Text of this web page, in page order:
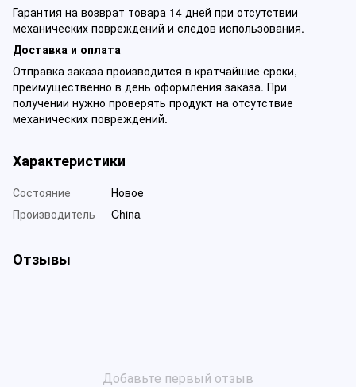
Гарантия на возврат товара 14 дней при отсутствии
механических повреждений и следов использования.
Доставка и оплата
Отправка заказа производится в кратчайшие сроки,
преимущественно в день оформления заказа. При
получении нужно проверять продукт на отсутствие
механических повреждений.
Характеристики
Состояние
Новое
Производитель
China
Отзывы
Добавьте первый отзыв